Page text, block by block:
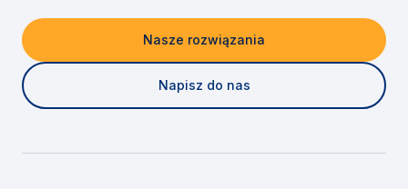
Nasze rozwiązania
Napisz do nas